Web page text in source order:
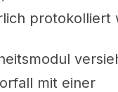
protokolliert
mit einer